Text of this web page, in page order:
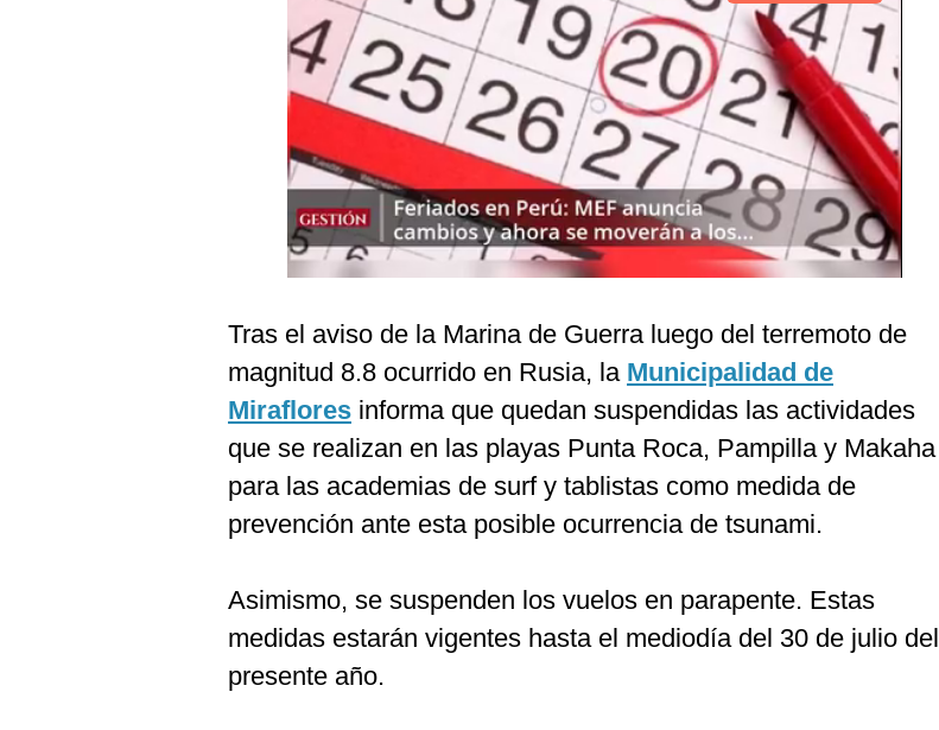
Tras el aviso de la Marina de Guerra luego del terremoto de
magnitud 8.8 ocurrido en Rusia, la Municipalidad de
Miraflores informa que quedan suspendidas las actividades
que se realizan en las playas Punta Roca, Pampilla y Makaha
para las academias de surf y tablistas como medida de
prevención ante esta posible ocurrencia de tsunami.
Asimismo, se suspenden los vuelos en parapente. Estas
medidas estarán vigentes hasta el mediodía del 30 de julio del
presente año.